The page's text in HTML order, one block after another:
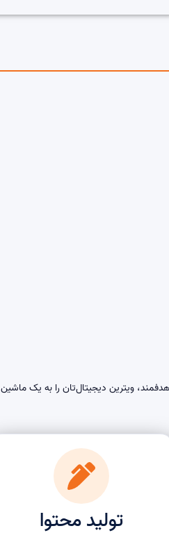
ویترین دیجیتال‌تان را به یک ماشین
تولید محتوا